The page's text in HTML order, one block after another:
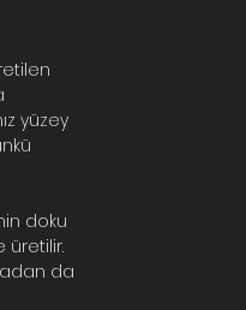
yüzey
doku
üretilir.
da